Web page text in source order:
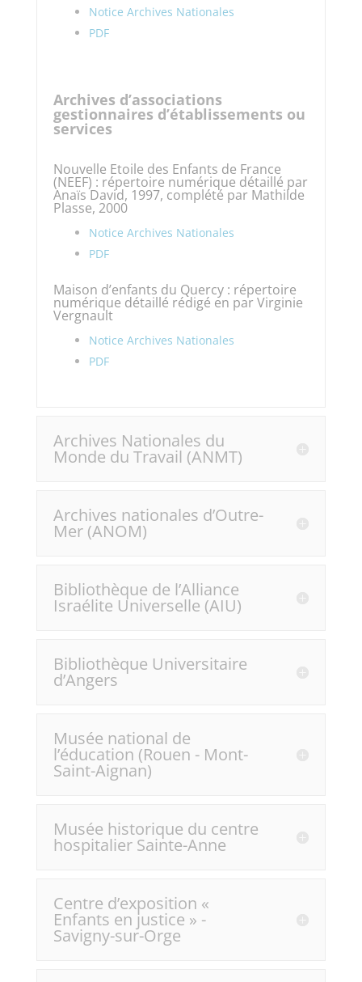
Notice Archives Nationales
PDF
Archives d’associations
gestionnaires d’établissements ou
services
Nouvelle Etoile des Enfants de France
(NEEF) : répertoire numérique détaillé par
Anaïs David, 1997, complété par Mathilde
Plasse, 2000
Notice Archives Nationales
PDF
Maison d’enfants du Quercy : répertoire
numérique détaillé rédigé en par Virginie
Vergnault
Notice Archives Nationales
PDF
Archives Nationales du
Monde du Travail (ANMT)
Archives nationales d’Outre-
Mer (ANOM)
Bibliothèque de l’Alliance
Israélite Universelle (AIU)
Bibliothèque Universitaire
d’Angers
Musée national de
l’éducation (Rouen - Mont-
Saint-Aignan)
Musée historique du centre
hospitalier Sainte-Anne
Centre d’exposition «
Enfants en justice » -
Savigny-sur-Orge